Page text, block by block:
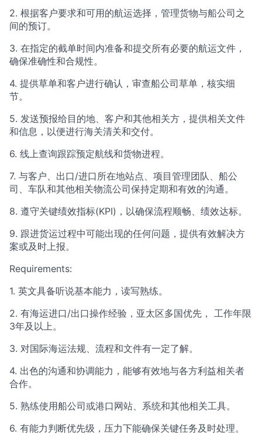
2. 根据客户要求和可用的航运选择，管理货物与船公司之
间的预订。
3. 在指定的截单时间内准备和提交所有必要的航运文件，
确保准确性和合规性。
4. 提供草单和客户进行确认，审查船公司草单，核实细
节。
5. 发送预报给目的地、客户和其他相关方，提供相关文件
和信息，以便进行海关清关和交付。
6. 线上查询跟踪预定航线和货物进程。
7. 与客户、出口/进口所在地站点、项目管理团队、船公
司、车队和其他相关物流公司保持定期和有效的沟通。
8. 遵守关键绩效指标(KPI)，以确保流程顺畅、绩效达标。
9. 跟进货运过程中可能出现的任何问题，提供有效解决方
案或及时上报。
Requirements:
1. 英文具备听说基本能力，读写熟练。
2. 有海运进口/出口操作经验，亚太区多国优先， 工作年限
3年及以上。
3. 对国际海运法规、流程和文件有一定了解。
4. 出色的沟通和协调能力，能够有效地与各方利益相关者
合作。
5. 熟练使用船公司或港口网站、系统和其他相关工具。
6. 有能力判断优先级，压力下能确保关键任务及时处理。